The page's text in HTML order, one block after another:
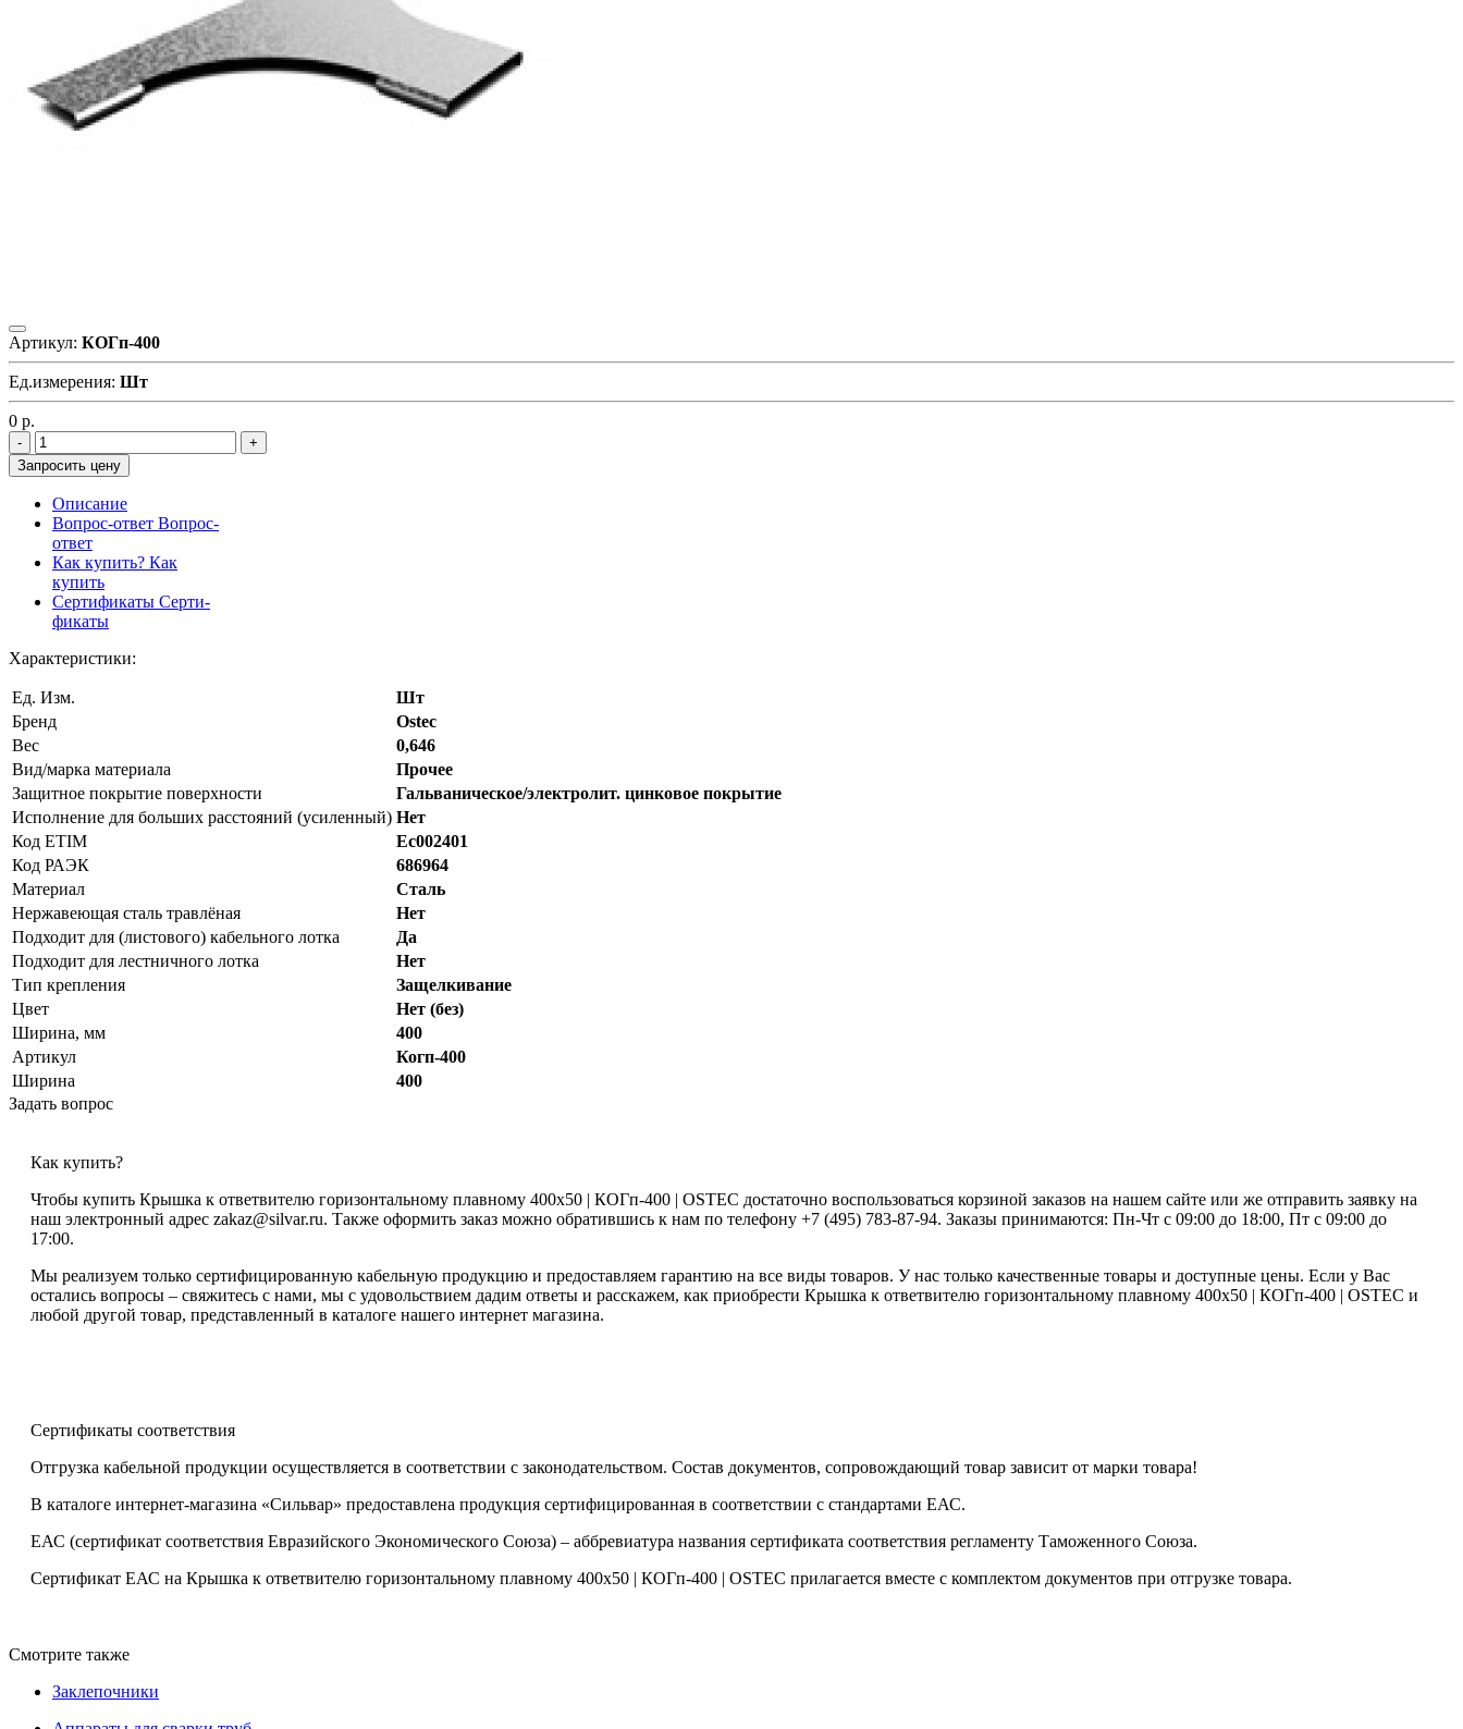
Артикул: КОГп-400
Ед.измерения: Шт
0 р.
Запросить цену
Описание
Вопрос-ответ Вопрос-
ответ
Как купить? Как
купить
Сертификаты Серти-
фикаты
Характеристики:
Ед. Изм.
Шт
Бренд
Ostec
Вес
0,646
Вид/марка материала
Прочее
Защитное покрытие поверхности
Гальваническое/электролит. цинковое покрытие
Исполнение для больших расстояний (усиленный) Нет
Код ETIM
Ec002401
Код РАЭК
686964
Материал
Сталь
Нержавеющая сталь травлёная
Нет
Подходит для (листового) кабельного лотка
Да
Подходит для лестничного лотка
Нет
Тип крепления
Защелкивание
Цвет
Нет (без)
Ширина, мм
400
Артикул
Когп-400
Ширина
400
Задать вопрос
Как купить?
Чтобы купить Крышка к ответвителю горизонтальному плавному 400х50 | КОГп-400 | OSTEC достаточно воспользоваться корзиной заказов на нашем сайте или же отправить заявку на
наш электронный адрес zakaz@silvar.ru. Также оформить заказ можно обратившись к нам по телефону +7 (495) 783-87-94. Заказы принимаются: Пн-Чт с 09:00 до 18:00, Пт с 09:00 до
17:00.
Мы реализуем только сертифицированную кабельную продукцию и предоставляем гарантию на все виды товаров. У нас только качественные товары и доступные цены. Если у Вас
остались вопросы – свяжитесь с нами, мы с удовольствием дадим ответы и расскажем, как приобрести Крышка к ответвителю горизонтальному плавному 400х50 | КОГп-400 | OSTEC и
любой другой товар, представленный в каталоге нашего интернет магазина.
Сертификаты соответствия
Отгрузка кабельной продукции осуществляется в соответствии с законодательством. Состав документов, сопровождающий товар зависит от марки товара!
В каталоге интернет-магазина «Сильвар» предоставлена продукция сертифицированная в соответствии с стандартами ЕАС.
ЕАС (сертификат соответствия Евразийского Экономического Союза) – аббревиатура названия сертификата соответствия регламенту Таможенного Союза.
Сертификат ЕАС на Крышка к ответвителю горизонтальному плавному 400х50 | КОГп-400 | OSTEC прилагается вместе с комплектом документов при отгрузке товара.
Смотрите также
Заклепочники